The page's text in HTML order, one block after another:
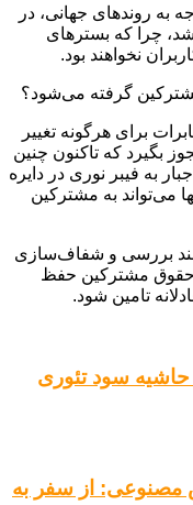
به روندهای جهانی، در
شد، چرا که بسترهای
برای هرگونه تغییر
بگیرد که تاکنون چنین
به فیبر نوری در دایره
می‌تواند به مشترکین
بررسی و شفاف‌سازی
حقوق مشترکین حفظ
تامین شود.
سود تئوری
مصنوعی: از سفر به